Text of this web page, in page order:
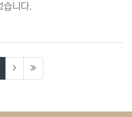
습니다.
(current)